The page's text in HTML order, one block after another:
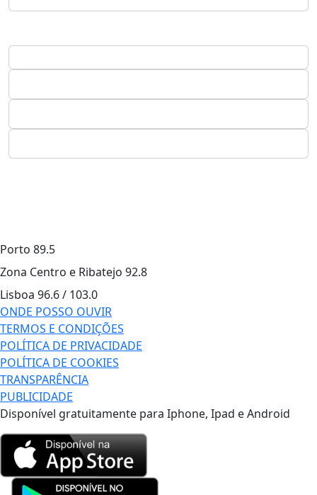
Porto 89.5
Zona Centro e Ribatejo 92.8
Lisboa 96.6 / 103.0
ONDE POSSO OUVIR
TERMOS E CONDIÇÕES
POLÍTICA DE PRIVACIDADE
POLÍTICA DE COOKIES
TRANSPARÊNCIA
PUBLICIDADE
Disponível gratuitamente para Iphone, Ipad e Android